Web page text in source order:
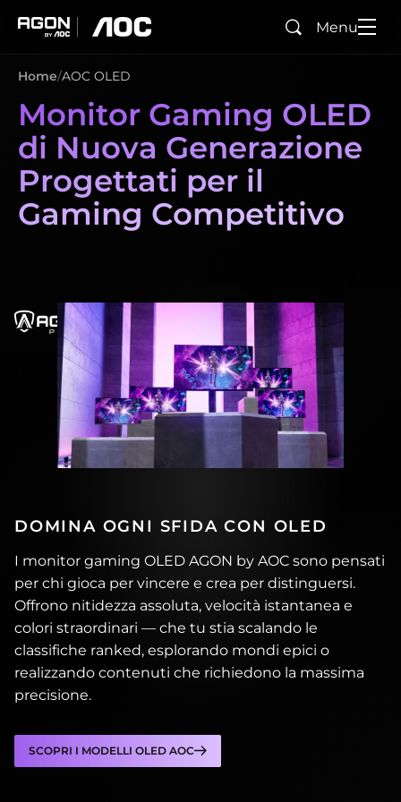
CercaMenu
Home AOC OLED
Monitor Gaming OLED
di Nuova Generazione
Progettati per il
Gaming Competitivo
agonPro
DOMINA OGNI SFIDA CON OLED
I monitor gaming OLED AGON by AOC sono pensati
per chi gioca per vincere e crea per distinguersi.
Offrono nitidezza assoluta, velocità istantanea e
colori straordinari — che tu stia scalando le
classifiche ranked, esplorando mondi epici o
realizzando contenuti che richiedono la massima
precisione.
SCOPRI I MODELLI OLED AOC